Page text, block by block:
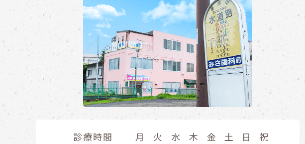
診療時間 月 火 水 木 金 土 日 祝